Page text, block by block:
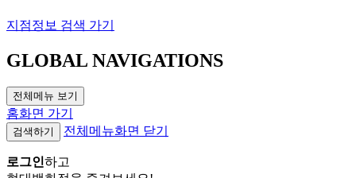
지점정보 검색 가기
GLOBAL NAVIGATIONS
전체메뉴 보기
홈화면 가기
검색하기 전체메뉴화면 닫기
로그인하고